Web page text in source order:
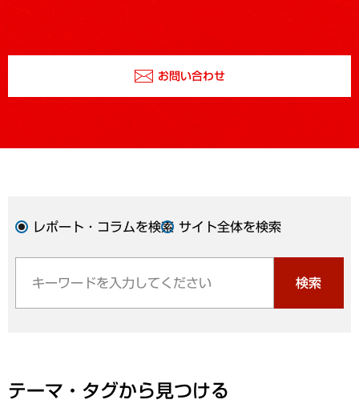
お問い合わせ
レポート・コラムを検索 サイト全体を検索
検索
テーマ・タグから見つける